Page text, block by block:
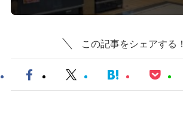
この記事をシェアする！